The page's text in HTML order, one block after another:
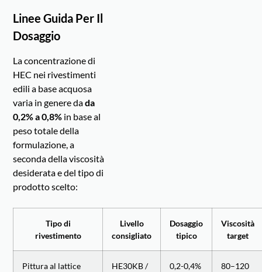
Linee Guida Per Il
Dosaggio
La concentrazione di
HEC nei rivestimenti
edili a base acquosa
varia in genere dada
0,2% a 0,8% in base al
peso totale della
formulazione, a
seconda della viscosità
desiderata e del tipo di
prodotto scelto:
Tipo di
rivestimento
Livello
consigliato
Dosaggio
tipico
Viscosità
target
Pittura al lattice
HE30KB /
0,2-0,4%
80–120